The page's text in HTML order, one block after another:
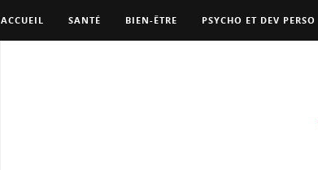
ACCUEIL SANTÉ BIEN-ÊTRE PSYCHO ET DEV PERSO